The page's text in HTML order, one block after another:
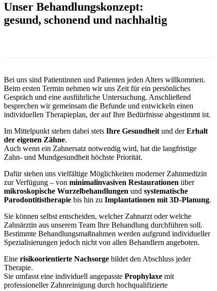
Unser Behandlungskonzept:
gesund, schonend und nachhaltig
Bei uns sind Patientinnen und Patienten jeden Alters willkommen.
Beim ersten Termin nehmen wir uns Zeit für ein persönliches
Gespräch und eine ausführliche Untersuchung. Anschließend
besprechen wir gemeinsam die Befunde und entwickeln einen
individuellen Therapieplan, der auf Ihre Bedürfnisse abgestimmt ist.
Im Mittelpunkt stehen dabei stets Ihre Gesundheit und derErhalt
der eigenen Zähne.
Auch wenn ein Zahnersatz notwendig wird, hat die langfristige
Zahn- und Mundgesundheit höchste Priorität.
Dafür stehen uns vielfältige Möglichkeiten moderner Zahnmedizin
zur Verfügung – von minimalinvasiven Restaurationen über
mikroskopische Wurzelbehandlungen und systematische
Parodontitistherapie bis hin zu Implantationen mit 3D-Planung.
Sie können selbst entscheiden, welcher Zahnarzt oder welche
Zahnärztin aus unserem Team Ihre Behandlung durchführen soll.
Bestimmte Behandlungsmaßnahmen werden aufgrund individueller
Spezialisierungen jedoch nicht von allen Behandlern angeboten.
Eine risikoorientierte Nachsorge bildet den Abschluss jeder
Therapie.
Sie umfasst eine individuell angepasste Prophylaxe mit
professioneller Zahnreinigung durch hochqualifizierte